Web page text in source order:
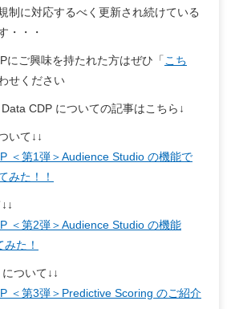
制に対応するべく更新され続けている
・・・
にご興味を持たれた方はぜひ「こち
せください
CDP についての記事はこちら↓
いて↓↓
＜第1弾＞Audience Studio の機能で
みた！！
＜第2弾＞Audience Studio の機能
た！
ついて↓↓
＜第3弾＞Predictive Scoring のご紹介